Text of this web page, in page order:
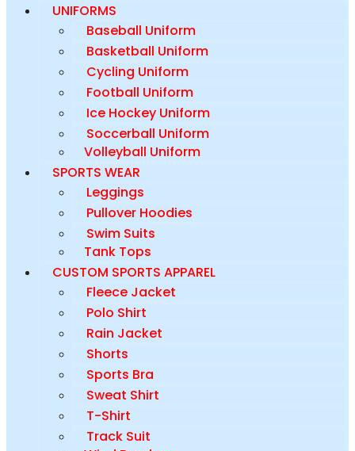
UNIFORMS
Baseball Uniform
Basketball Uniform
Cycling Uniform
Football Uniform
Ice Hockey Uniform
Soccerball Uniform
Volleyball Uniform
SPORTS WEAR
Leggings
Pullover Hoodies
Swim Suits
Tank Tops
CUSTOM SPORTS APPAREL
Fleece Jacket
Polo Shirt
Rain Jacket
Shorts
Sports Bra
Sweat Shirt
T-Shirt
Track Suit